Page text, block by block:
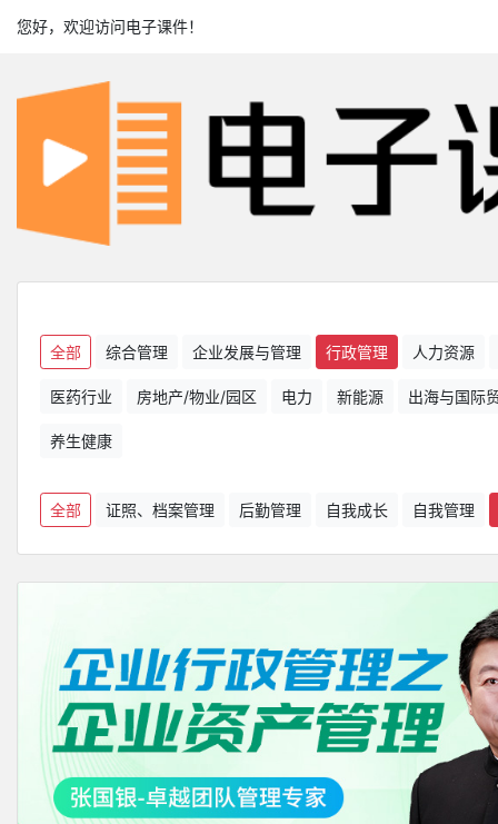
您好，欢迎访问电子课件！
全部 综合管理 企业发展与管理 行政管理 人力资源
医药行业 房地产/物业/园区 电力 新能源 出海与国际
养生健康
全部 证照、档案管理 后勤管理 自我成长 自我管理